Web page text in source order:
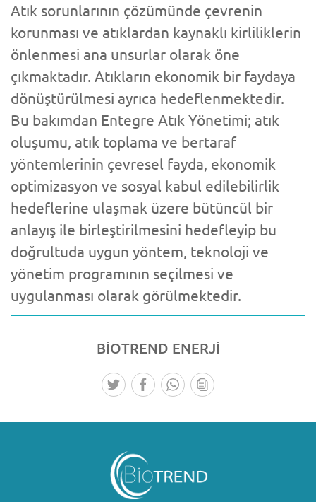
Atık sorunlarının çözümünde çevrenin
korunması ve atıklardan kaynaklı kirliliklerin
önlenmesi ana unsurlar olarak öne
çıkmaktadır. Atıkların ekonomik bir faydaya
dönüştürülmesi ayrıca hedeflenmektedir.
Bu bakımdan Entegre Atık Yönetimi; atık
oluşumu, atık toplama ve bertaraf
yöntemlerinin çevresel fayda, ekonomik
optimizasyon ve sosyal kabul edilebilirlik
hedeflerine ulaşmak üzere bütüncül bir
anlayış ile birleştirilmesini hedefleyip bu
doğrultuda uygun yöntem, teknoloji ve
yönetim programının seçilmesi ve
uygulanması olarak görülmektedir.
BİOTREND ENERJİ